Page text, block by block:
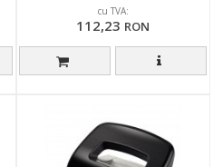
cu TVA:
112,23 RON